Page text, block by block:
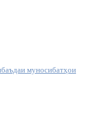
муносибатҳои